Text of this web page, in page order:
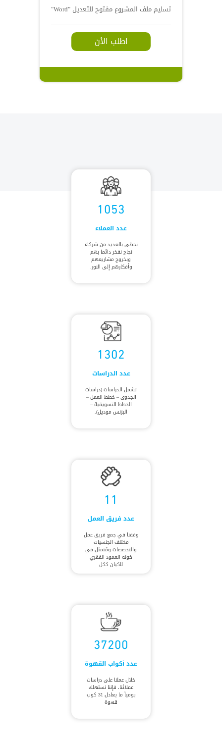
تسليم ملف المشروع مفتوح للتعديل "Word"
اطلب الأن
1053
عدد العملاء
نحظى بالعديد من شركاء
نجاح نفخر دائما بهم
وبخروج مشاريعهم
وأفكارهم إلى النور.
1302
عدد الدراسات
تشمل الدراسات (دراسات
الجدوى – خطط العمل –
الخطط التسويقية –
البزنس موديل).
11
عدد فريق العمل
وفقنا في جمع فريق عمل
مختلف الجنسيات
والتخصصات ومُتمثل في
كونه العمود الفقري
للكيان ككل
37200
عدد أكواب القهوة
خلال عملنا على دراسات
عملائنا، فإننا نستهلك
يومياً ما يعادل 31 كوب
قهوة